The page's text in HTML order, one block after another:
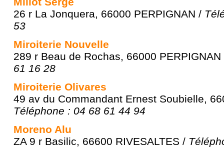
26 r La Jonquera, 66000 PERPIGNAN /
53
Miroiterie Nouvelle
289 r Beau de Rochas, 66000
61 16 28
Miroiterie Olivares
49 av du Commandant Ernest Soubielle,
Téléphone : 04 68 61 44 94
Moreno Alu
ZA 9 r Basilic, 66600 RIVESALTES /